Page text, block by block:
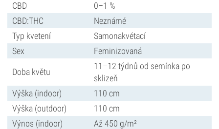
CBD
0–1 %
CBD:THC
Neznámé
Typ kvetení
Samonakvétací
Sex
Feminizovaná
Doba květu
11–12 týdnů od semínka po
sklizeň
Výška (indoor)
110 cm
Výška (outdoor)
110 cm
Výnos (indoor)
Až 450 g/m²